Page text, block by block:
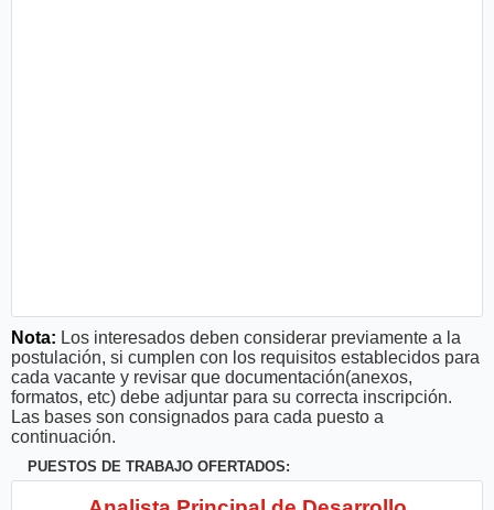
Nota: Los interesados deben considerar previamente a la
postulación, si cumplen con los requisitos establecidos para
cada vacante y revisar que documentación(anexos,
formatos, etc) debe adjuntar para su correcta inscripción.
Las bases son consignados para cada puesto a
continuación.
PUESTOS DE TRABAJO OFERTADOS: